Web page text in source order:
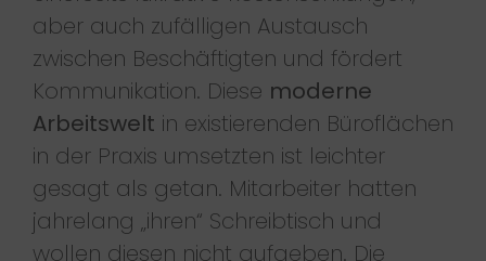
aber auch zufälligen Austausch
zwischen Beschäftigten und fördert
Kommunikation. Diese moderne
Arbeitswelt in existierenden Büroflächen
in der Praxis umsetzten ist leichter
gesagt als getan. Mitarbeiter hatten
jahrelang „ihren“ Schreibtisch und
wollen diesen nicht aufgeben. Die